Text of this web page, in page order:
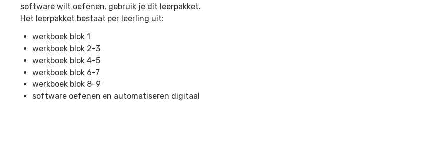
software wilt oefenen, gebruik je dit leerpakket.
Het leerpakket bestaat per leerling uit:
werkboek blok 1
werkboek blok 2-3
werkboek blok 4-5
werkboek blok 6-7
werkboek blok 8-9
software oefenen en automatiseren digitaal